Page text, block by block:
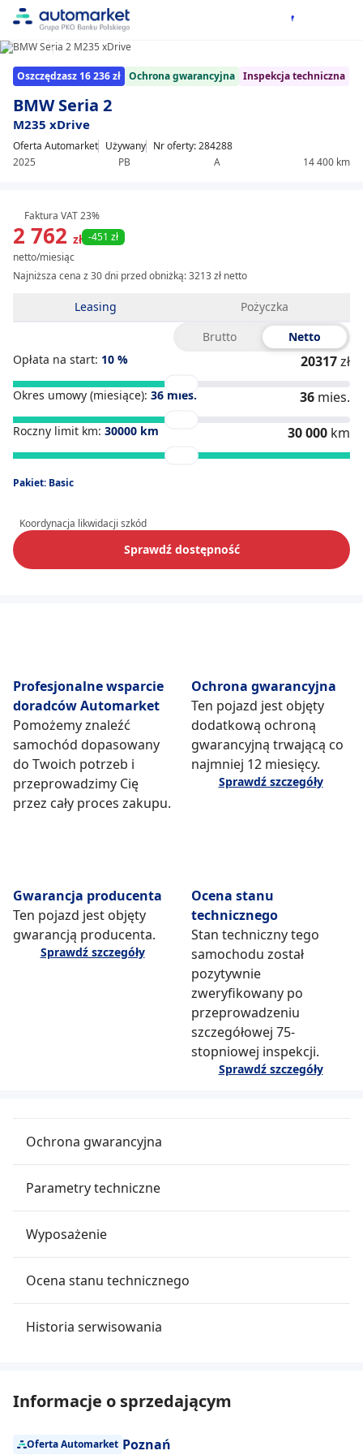
Item
Oszczędzasz 16 236 zł Ochrona gwarancyjna Inspekcja techniczna
BMW Seria 2
M235 xDrive
Oferta Automarket Używany
2025
PB A 14 400 km
Nr oferty: 284288
2 762 zł -451 zł
netto/miesiąc
Najniższa cena z 30 dni przed obniżką:3213 zł netto
Faktura VAT 23%
Leasing
Pożyczka
Brutto
Netto
Opłata na start: 10 % 20317zł
Okres umowy (miesiące): 36 mies. 36 mies.
Roczny limit km: 30000 km 30 000 km
Pakiet: Basic
Koordynacja likwidacji szkód
Sprawdź dostępność
Profesjonalne wsparcie
doradców Automarket
Pomożemy znaleźć
samochód dopasowany
do Twoich potrzeb i
przeprowadzimy Cię
przez cały proces zakupu.
Ochrona gwarancyjna
Ten pojazd jest objęty
dodatkową ochroną
gwarancyjną trwającą co
najmniej 12 miesięcy.
Sprawdź szczegóły
Gwarancja producenta
Ten pojazd jest objęty
gwarancją producenta.
Sprawdź szczegóły
Ocena stanu
technicznego
Stan techniczny tego
samochodu został
pozytywnie
zweryfikowany po
przeprowadzeniu
szczegółowej 75-
stopniowej inspekcji.
Sprawdź szczegóły
Ochrona gwarancyjna
Parametry techniczne
Wyposażenie
Ocena stanu technicznego
Historia serwisowania
Informacje o sprzedającym
Oferta Automarket Poznań